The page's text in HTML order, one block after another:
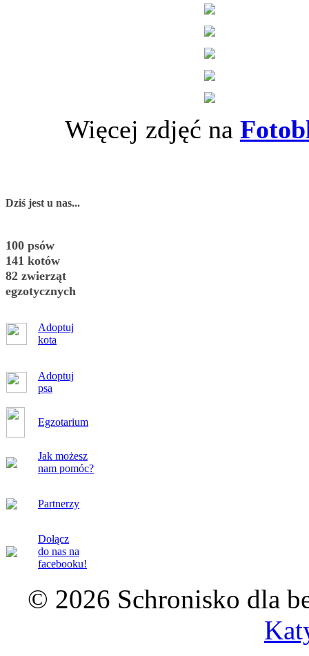
Więcej zdjęć na
Dziś jest u nas...
100 psów
141 kotów
82 zwierząt
egzotycznych
Adoptuj
kota
Adoptuj
psa
Egzotarium
Jak możesz
nam pomóc?
Partnerzy
Dołącz
do nas na
facebooku!
© 2026 Schronisko dla